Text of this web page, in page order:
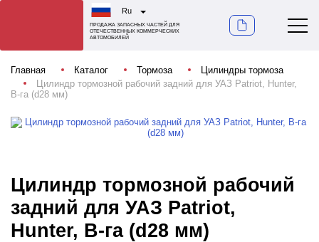
Ru
ПРОДАЖА ЗАПАСНЫХ ЧАСТЕЙ ДЛЯ
ОТЕЧЕСТВЕННЫХ КОММЕРЧЕСКИХ
АВТОМОБИЛЕЙ
Главная Каталог Тормоза
Цилиндры тормоза
Цилиндр тормозной рабочий задний для УАЗ Patriot, Hunter,
В-га (d28 мм)
Цилиндр тормозной рабочий
задний для УАЗ Patriot,
Hunter, В-га (d28 мм)